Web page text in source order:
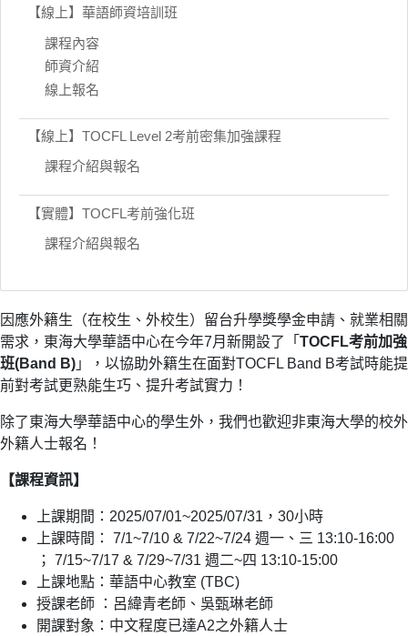
【線上】華語師資培訓班
課程內容
師資介紹
線上報名
【線上】TOCFL Level 2考前密集加強課程
課程介紹與報名
【實體】TOCFL考前強化班
課程介紹與報名
因應外籍生（在校生、外校生）留台升學獎學金申請、就業相關
需求，東海大學華語中心在今年7月新開設了「 TOCFL考前加強
班(Band B) 」，以協助外籍生在面對TOCFL Band B考試時能提
前對考試更熟能生巧、提升考試實力！
除了東海大學華語中心的學生外，我們也歡迎非東海大學的校外
外籍人士報名！
【課程資訊】
上課期間：2025/07/01~2025/07/31，30小時
上課時間： 7/1~7/10 & 7/22~7/24 週一、三 13:10-16:00
； 7/15~7/17 & 7/29~7/31 週二~四 13:10-15:00
上課地點：華語中心教室 (TBC)
授課老師 ：呂緯青老師、吳甄琳老師
開課對象：中文程度已達A2之外籍人士